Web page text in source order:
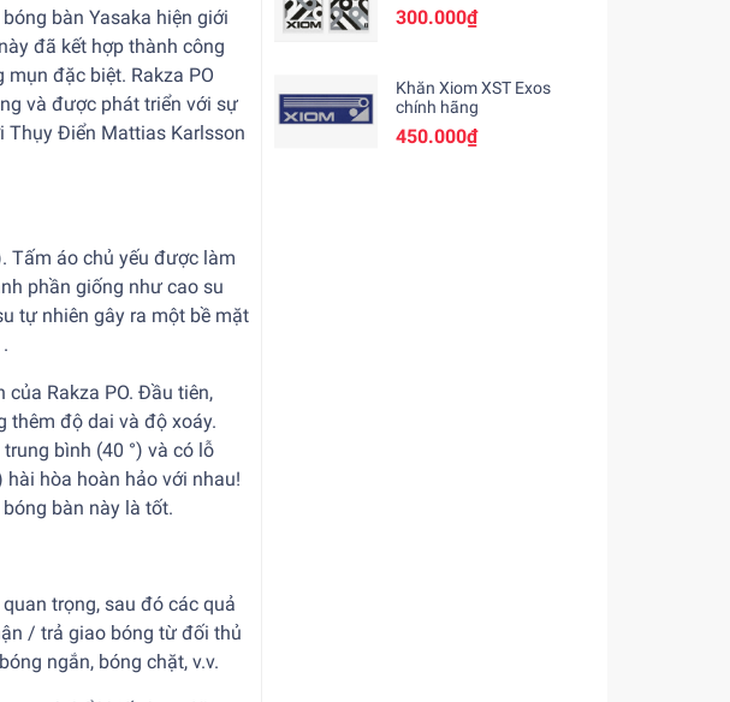
bàn Yasaka hiện giới
đã kết hợp thành công
đặc biệt. Rakza PO
và được phát triển với sự
Thụy Điển Mattias Karlsson
Tấm áo chủ yếu được làm
phần giống như cao su
tự nhiên gây ra một bề mặt
Rakza PO. Đầu tiên,
thêm độ dai và độ xoáy.
bình (40 °) và có lỗ
hòa hoàn hảo với nhau!
bàn này là tốt.
trọng, sau đó các quả
/ trả giao bóng từ đối thủ
ngắn, bóng chặt, v.v.
300.000₫
Khăn Xiom XST Exos
chính hãng
450.000₫